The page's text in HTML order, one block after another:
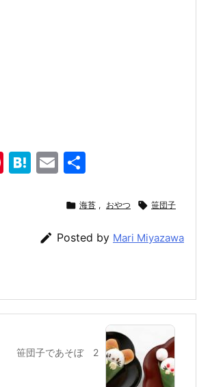
Pi H
a
E
ai
l
 海苔 , おやつ  笹団子
 Posted by Mari Miyazawa
笹団子であそぼ 2